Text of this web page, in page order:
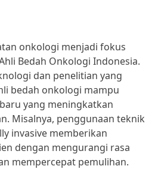
onkologi menjadi fokus
Bedah Onkologi Indonesia.
dan penelitian yang
bedah onkologi mampu
yang meningkatkan
Misalnya, penggunaan teknik
invasive memberikan
dengan mengurangi rasa
mempercepat pemulihan.